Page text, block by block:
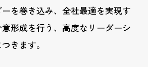
を巻き込み、全社最適を実現す
形成を行う、高度なリーダーシ
きます。